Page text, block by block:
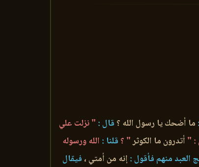
ما أضحك يا رسول الله ؟ قال : " نزلت علي
: " أتدرون ما الكوثر" ؟ قلنا : الله ورسوله
العبد منهم فأقول :إنه من أمتي ، فيقال